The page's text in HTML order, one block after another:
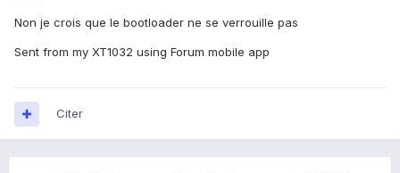
Non je crois que le bootloader ne se verrouille pas
Sent from my XT1032 using Forum mobile app
Citer